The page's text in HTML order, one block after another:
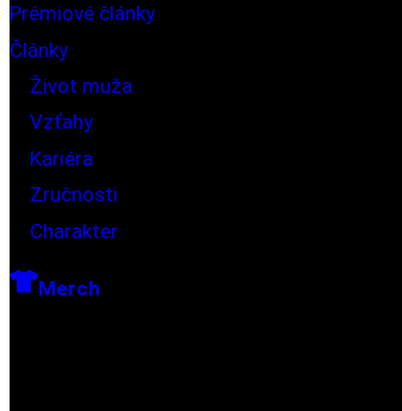
Prémiové články
Články
Život muža
Vzťahy
Kariéra
Zručnosti
Charakter
Merch